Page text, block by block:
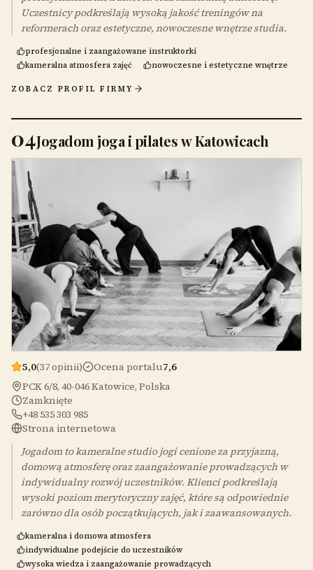
Uczestnicy podkreślają wysoką jakość treningów na
reformerach oraz estetyczne, nowoczesne wnętrze studia.
profesjonalne i zaangażowane instruktorki
kameralna atmosfera zajęć
nowoczesne i estetyczne wnętrze
ZOBACZ PROFIL FIRMY
04Jogadom joga i pilates w Katowicach
5,0(37 opinii) Ocena portalu7,6
PCK 6/8, 40-046 Katowice, Polska
Zamknięte
+48 535 303 985
Strona internetowa
Jogadom to kameralne studio jogi cenione za przyjazną,
domową atmosferę oraz zaangażowanie prowadzących w
indywidualny rozwój uczestników. Klienci podkreślają
wysoki poziom merytoryczny zajęć, które są odpowiednie
zarówno dla osób początkujących, jak i zaawansowanych.
kameralna i domowa atmosfera
indywidualne podejście do uczestników
wysoka wiedza i zaangażowanie prowadzących